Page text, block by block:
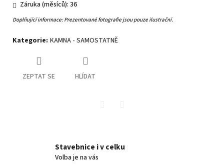
Záruka (měsíců): 36
Doplňující informace: Prezentované fotografie jsou pouze ilustrační.
Kategorie: KAMNA - SAMOSTATNĚ
ZEPTAT SE HLÍDAT
Stavebnice i v celku
Volba je na vás